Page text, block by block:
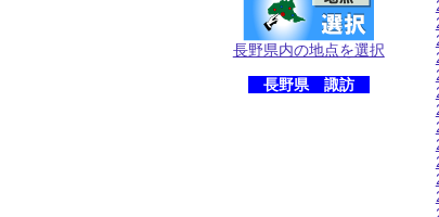
長野県内の地点を選択
長野県 諏訪